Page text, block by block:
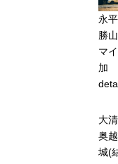
永
勝
マ
加
大
奥
城(